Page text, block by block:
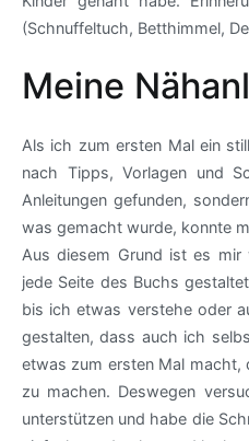
(Schnuffeltuch, Betthimmel,
Meine
Als ich zum ersten Mal ein
nach Tipps, Vorlagen und
Anleitungen gefunden,
was gemacht wurde, konnte
Aus diesem Grund ist es mir
jede Seite des Buchs
bis ich etwas verstehe oder
gestalten, dass auch ich
etwas zum ersten Mal macht,
zu machen. Deswegen
unterstützen und habe die